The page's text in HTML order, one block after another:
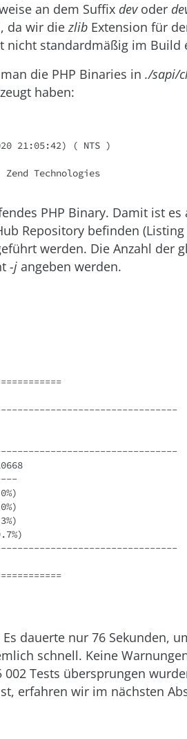
an dem Suffix devoder
da wir diezlib Extension für
nicht standardmäßig im Build
die PHP Binaries in ./sapi/
haben:
21:05:42) ( NTS )
Technologies
PHP Binary. Damit ist es
Repository befinden (Listing
werden. Die Anzahl der
-j angeben werden.
dauerte nur 76 Sekunden,
schnell. Keine
Tests übersprungen
erfahren wir im nächsten